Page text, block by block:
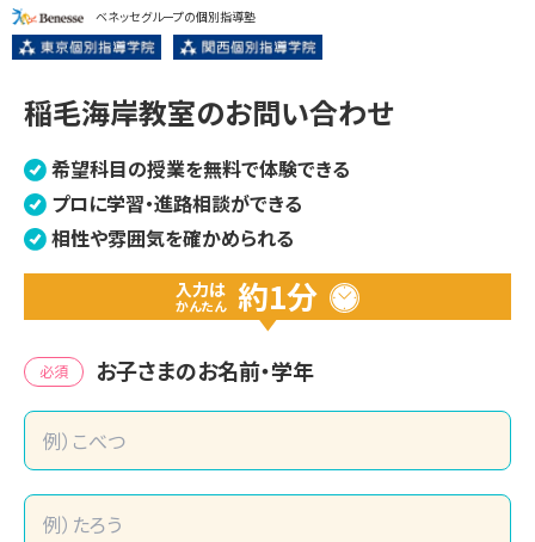
ベネッセグループの個別指導塾
稲毛海岸教室のお問い合わせ
希望科目の授業を無料で体験できる
プロに学習・進路相談ができる
相性や雰囲気を確かめられる
入力は
かんたん 約1分
必須 お子さまのお名前・学年